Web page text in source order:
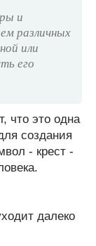
и
различных
или
его
что это одна
создания
- крест -
далеко